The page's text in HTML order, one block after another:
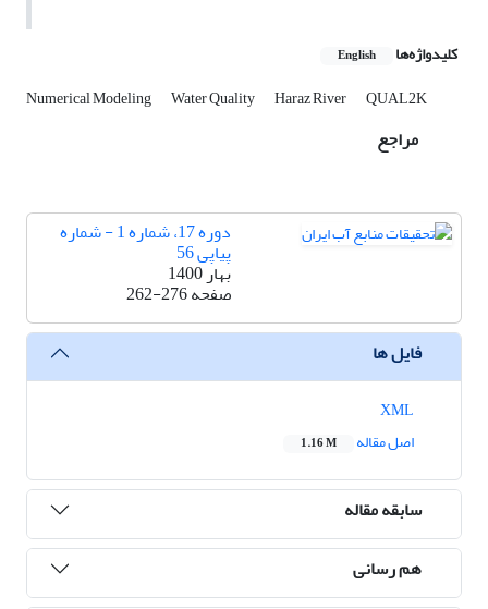
کلیدواژه‌ها English
Numerical Modeling Water Quality Haraz River QUAL2K
مراجع
دوره 17، شماره 1 - شماره
پیاپی 56
بهار 1400
صفحه262-276
فایل ها
اصل مقاله
1.16 M
سابقه مقاله
هم رسانی